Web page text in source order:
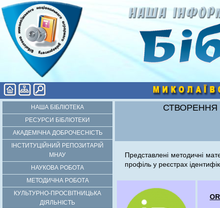
НАША БІБЛІОТЕКА
РЕСУРСИ БІБЛІОТЕКИ
АКАДЕМІЧНА ДОБРОЧЕСНІСТЬ
ІНСТИТУЦІЙНИЙ РЕПОЗИТАРІЙ
МНАУ
НАУКОВА РОБОТА
МЕТОДИЧНА РОБОТА
КУЛЬТУРНО-ПРОСВІТНИЦЬКА
ДІЯЛЬНІСТЬ
СТВОРЕННЯ
Представлені методичні
профіль у реєстрах